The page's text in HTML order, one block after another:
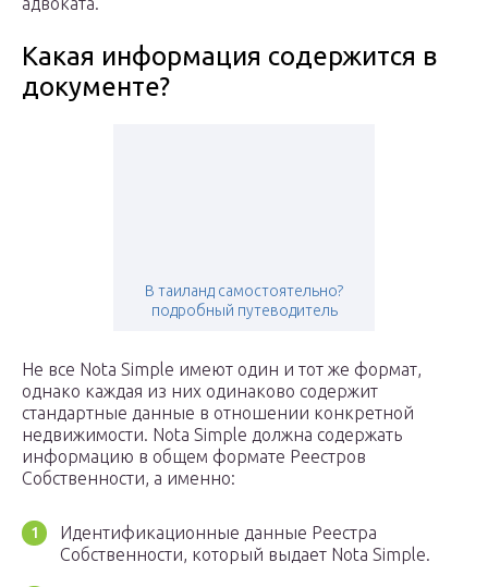
Какая информация содержится в
документе?
В таиланд самостоятельно?
подробный путеводитель
Не все Nota Simple имеют один и тот же формат,
однако каждая из них одинаково содержит
стандартные данные в отношении конкретной
недвижимости. Nota Simple должна содержать
информацию в общем формате Реестров
Собственности, а именно:
Идентификационные данные Реестра
Собственности, который выдает Nota Simple.